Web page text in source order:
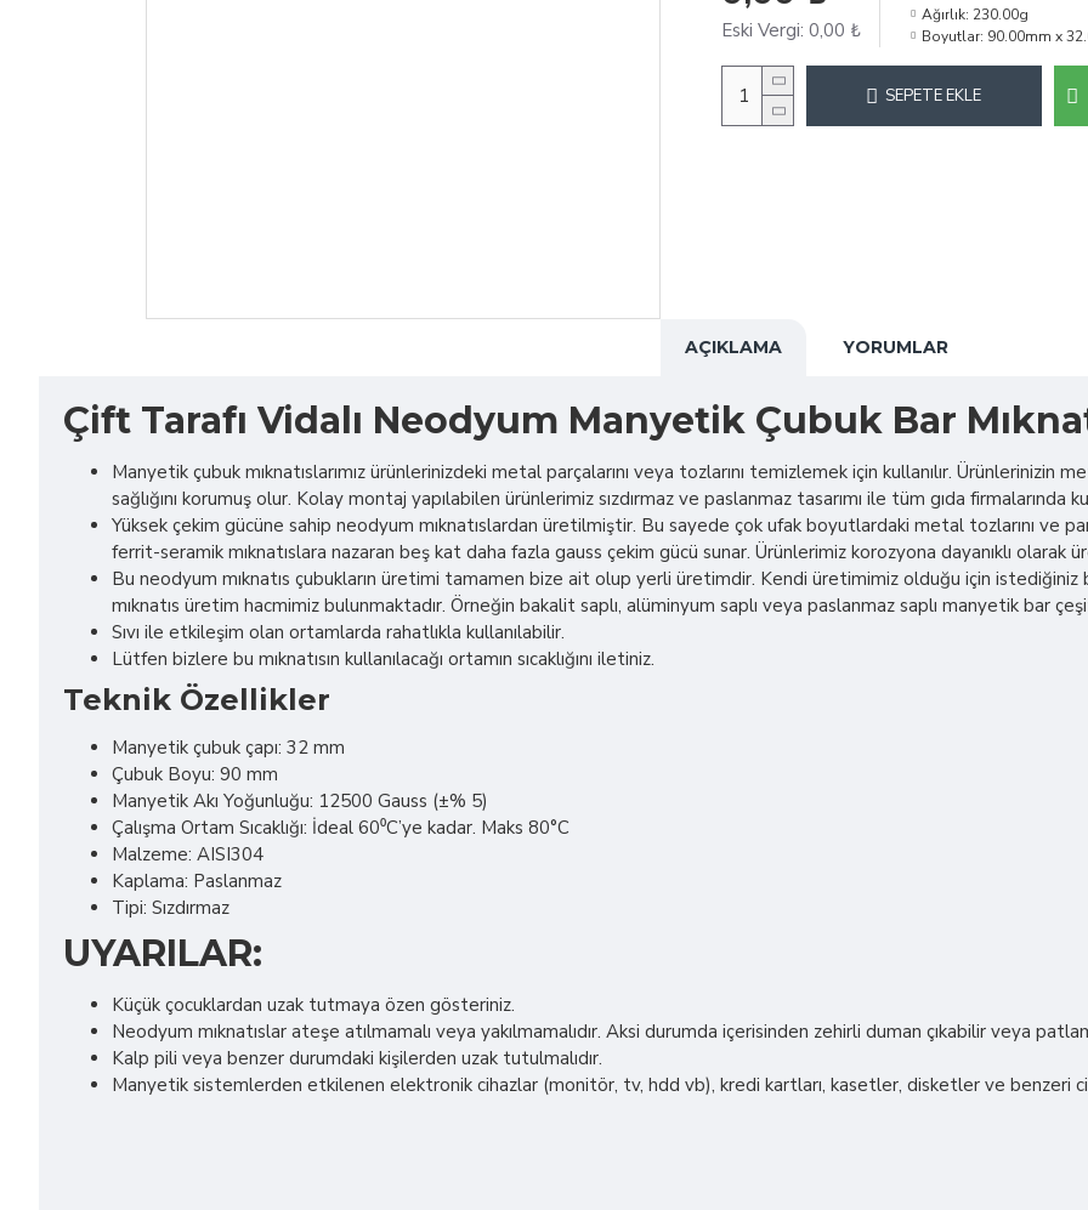
Eski Vergi: 0,00 ₺
Ağırlık: 230.00g
Boyutlar: 90.00mm x
SEPETE EKLE
AÇIKLAMA YORUMLAR
Çift Tarafı Vidalı Neodyum Manyetik Çubuk Bar
Manyetik çubuk mıknatıslarımız ürünlerinizdeki metal parçalarını veya tozlarını temizlemek için kullanılır. Ürünlerinizin
sağlığını korumuş olur. Kolay montaj yapılabilen ürünlerimiz sızdırmaz ve paslanmaz tasarımı ile tüm gıda firmalarında
Yüksek çekim gücüne sahip neodyum mıknatıslardan üretilmiştir. Bu sayede çok ufak boyutlardaki metal tozlarını ve
ferrit-seramik mıknatıslara nazaran beş kat daha fazla gauss çekim gücü sunar. Ürünlerimiz korozyona dayanıklı olarak
Bu neodyum mıknatıs çubukların üretimi tamamen bize ait olup yerli üretimdir. Kendi üretimimiz olduğu için
mıknatıs üretim hacmimiz bulunmaktadır. Örneğin bakalit saplı, alüminyum saplı veya paslanmaz saplı manyetik bar
Sıvı ile etkileşim olan ortamlarda rahatlıkla kullanılabilir.
Lütfen bizlere bu mıknatısın kullanılacağı ortamın sıcaklığını iletiniz.
Teknik Özellikler
Manyetik çubuk çapı: 32 mm
Çubuk Boyu: 90 mm
Manyetik Akı Yoğunluğu: 12500 Gauss (±% 5)
Çalışma Ortam Sıcaklığı: İdeal 60⁰C’ye kadar. Maks 80°C
Malzeme: AISI304
Kaplama: Paslanmaz
Tipi: Sızdırmaz
UYARILAR:
Küçük çocuklardan uzak tutmaya özen gösteriniz.
Neodyum mıknatıslar ateşe atılmamalı veya yakılmamalıdır. Aksi durumda içerisinden zehirli duman çıkabilir veya
Kalp pili veya benzer durumdaki kişilerden uzak tutulmalıdır.
Manyetik sistemlerden etkilenen elektronik cihazlar (monitör, tv, hdd vb), kredi kartları, kasetler, disketler ve benzeri